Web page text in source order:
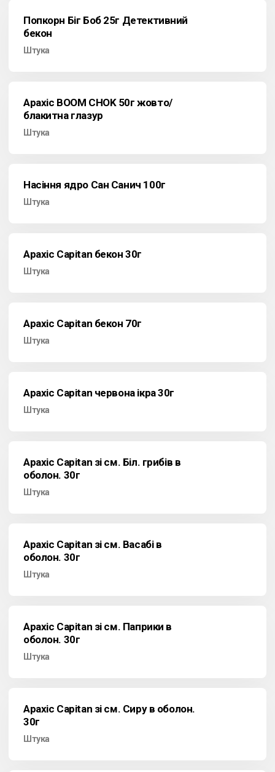
Попкорн Біг Боб 25г Детективний
бекон
Штука
Арахіс BOOM CHOK 50г жовто/
блакитна глазур
Штука
Насіння ядро Сан Санич 100г
Штука
Арахіс Capitan бекон 30г
Штука
Арахіс Capitan бекон 70г
Штука
Арахіс Capitan червона ікра 30г
Штука
Арахіс Capitan зі см. Біл. грибів в
оболон. 30г
Штука
Арахіс Capitan зі см. Васабі в
оболон. 30г
Штука
Арахіс Capitan зі см. Паприки в
оболон. 30г
Штука
Арахіс Capitan зі см. Сиру в оболон.
30г
Штука